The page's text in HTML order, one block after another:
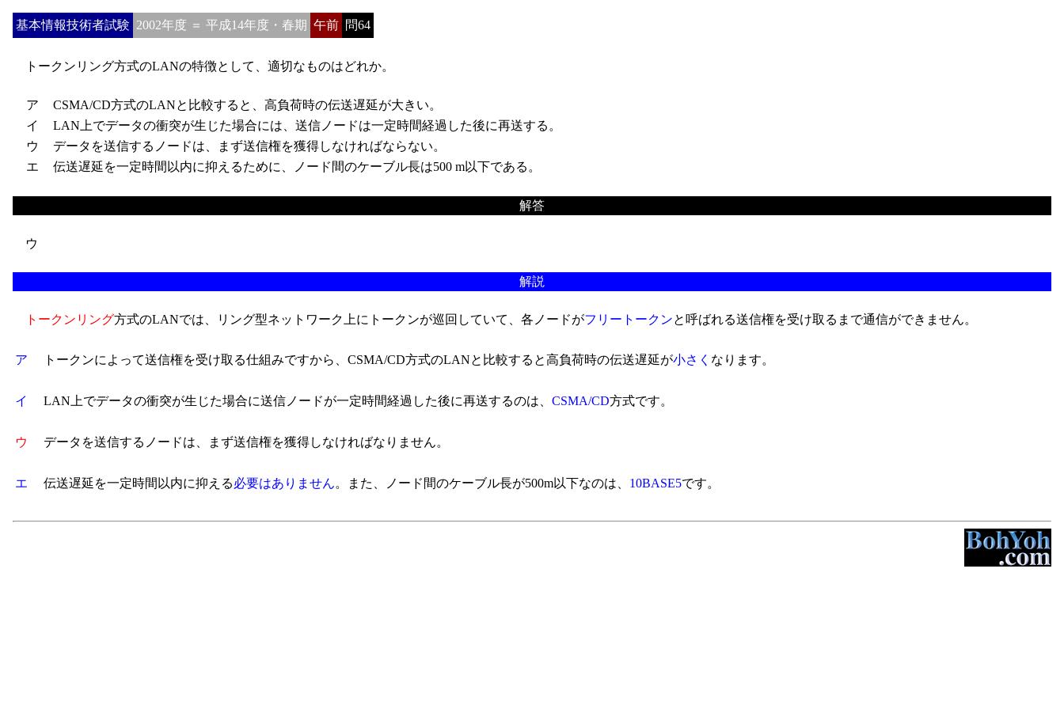
基本情報技術者試験 2002年度 ＝ 平成14年度・春期 午前 問64
トークンリング方式のLANの特徴として、適切なものはどれか。
ア
CSMA/CD方式のLANと比較すると、高負荷時の伝送遅延が大きい。
イ
LAN上でデータの衝突が生じた場合には、送信ノードは一定時間経過した後に再送する。
ウ
データを送信するノードは、まず送信権を獲得しなければならない。
エ
伝送遅延を一定時間以内に抑えるために、ノード間のケーブル長は500 m以下である。
解答
ウ
解説
トークンリング方式のLANでは、リング型ネットワーク上にトークンが巡回していて、各ノードがフリートークンと呼ばれる送信権を受け取るまで通信ができません。
ア トークンによって送信権を受け取る仕組みですから、CSMA/CD方式のLANと比較すると高負荷時の伝送遅延が小さく なります。
イ LAN上でデータの衝突が生じた場合に送信ノードが一定時間経過した後に再送するのは、 CSMA/CD方式です。
ウ データを送信するノードは、まず送信権を獲得しなければなりません。
エ 伝送遅延を一定時間以内に抑える必要はありません。また、ノード間のケーブル長が500m以下なのは、 10BASE5です。